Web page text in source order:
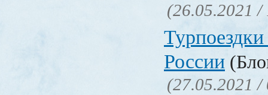
(26.05.2021 /
России
(27.05.2021 /